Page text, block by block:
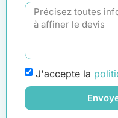
J'accepte la